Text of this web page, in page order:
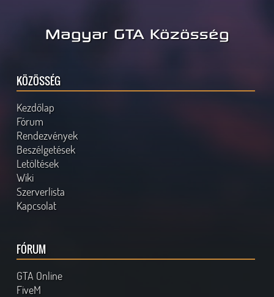
Magyar GTA Közösség
KÖZÖSSÉG
Kezdőlap
Fórum
Rendezvények
Beszélgetések
Letöltések
Wiki
Szerverlista
Kapcsolat
FÓRUM
GTA Online
FiveM